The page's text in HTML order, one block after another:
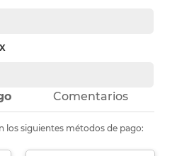
Comentarios
los siguientes métodos de pago: